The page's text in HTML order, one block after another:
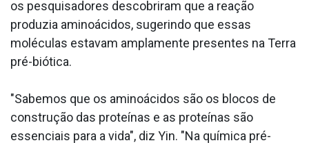
os pesquisadores descobriram que a reação
produzia aminoácidos, sugerindo que essas
moléculas estavam amplamente presentes na Terra
pré-biótica.
"Sabemos que os aminoácidos são os blocos de
construção das proteínas e as proteínas são
essenciais para a vida", diz Yin. "Na química pré-